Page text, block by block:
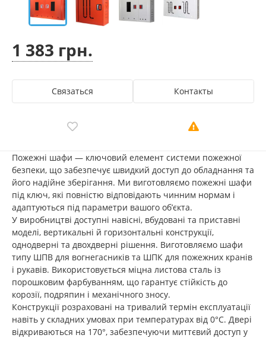
1 383 грн.
Связаться Контакты
Пожежні шафи — ключовий елемент системи пожежної
безпеки, що забезпечує швидкий доступ до обладнання та
його надійне зберігання. Ми виготовляємо пожежні шафи
під ключ, які повністю відповідають чинним нормам і
адаптуються під параметри вашого об’єкта.
У виробництві доступні навісні, вбудовані та приставні
моделі, вертикальні й горизонтальні конструкції,
однодверні та двохдверні рішення. Виготовляємо шафи
типу ШПВ для вогнегасників та ШПК для пожежних кранів
і рукавів. Використовується міцна листова сталь із
порошковим фарбуванням, що гарантує стійкість до
корозії, подряпин і механічного зносу.
Конструкції розраховані на тривалий термін експлуатації
навіть у складних умовах при температурах від 0°C. Двері
відкриваються на 170°, забезпечуючи миттєвий доступ у